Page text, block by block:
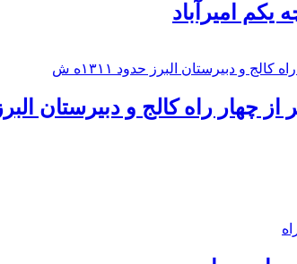
یکم امیرآباد
راه كالج و دبيرستان البرز حدود